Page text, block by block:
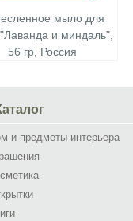
мыло для
и миндаль",
56 гр, Россия
и предметы интерьера